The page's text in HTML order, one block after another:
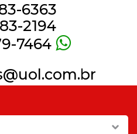
6363
2194
7464